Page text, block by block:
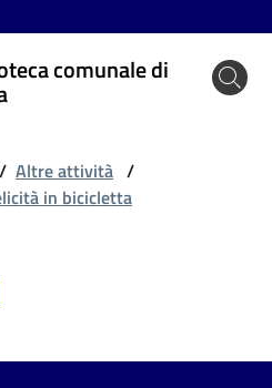
comunale di
/ Altre attività /
in bicicletta